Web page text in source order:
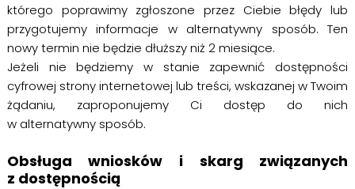
którego poprawimy zgłoszone przez Ciebie błędy lub
przygotujemy informacje w alternatywny sposób. Ten
nowy termin nie będzie dłuższy niż 2 miesiące.
Jeżeli nie będziemy w stanie zapewnić dostępności
cyfrowej strony internetowej lub treści, wskazanej w Twoim
żądaniu, zaproponujemy Ci dostęp do nich
w alternatywny sposób.
Obsługa wniosków i skarg związanych
z dostępnością